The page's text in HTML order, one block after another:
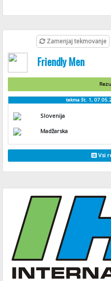
Zamenjaj tekmovanje
Friendly Men
tekma št. 1,
Slovenija
Madžarska
Vsi